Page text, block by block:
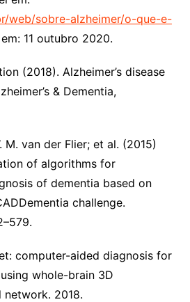
web/sobre-alzheimer/o-que-e-
11 outubro 2020.
(2018). Alzheimer’s disease
& Dementia,
M. van der Flier; et al. (2015)
of algorithms for
of dementia based on
challenge.
computer-aided diagnosis for
using whole-brain 3D
network. 2018.